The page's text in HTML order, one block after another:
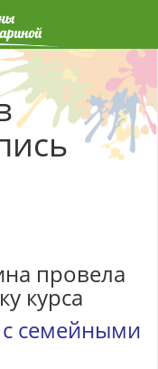
провела
курса
с семейными